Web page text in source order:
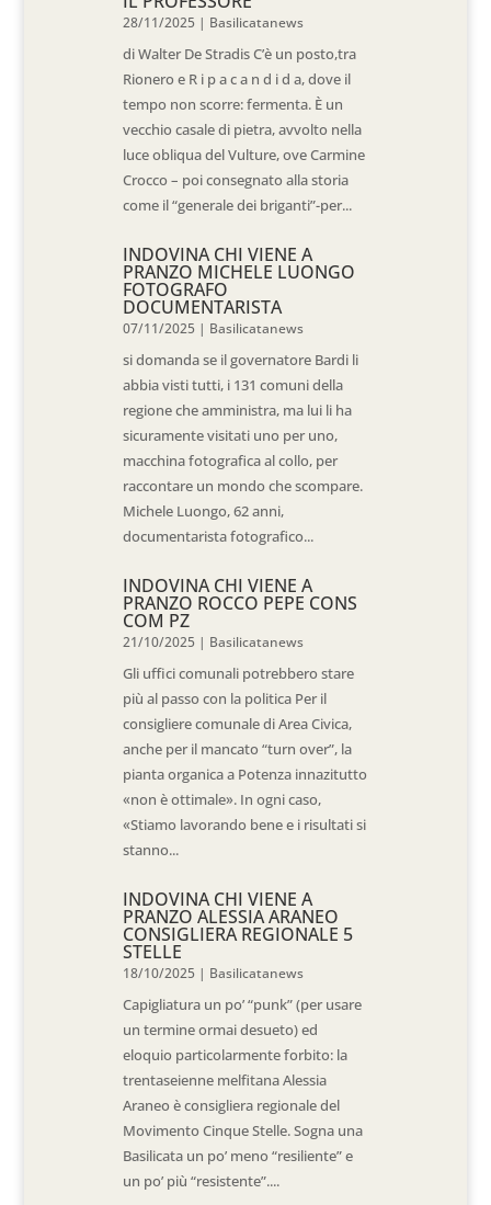
28/11/2025 | Basilicatanews
di Walter De Stradis C’è un posto,tra
Rionero e R i p a c a n d i d a, dove il
tempo non scorre: fermenta. È un
vecchio casale di pietra, avvolto nella
luce obliqua del Vulture, ove Carmine
Crocco – poi consegnato alla storia
come il “generale dei briganti”-per...
INDOVINA CHI VIENE A
PRANZO MICHELE LUONGO
FOTOGRAFO
DOCUMENTARISTA
07/11/2025 | Basilicatanews
si domanda se il governatore Bardi li
abbia visti tutti, i 131 comuni della
regione che amministra, ma lui li ha
sicuramente visitati uno per uno,
macchina fotografica al collo, per
raccontare un mondo che scompare.
Michele Luongo, 62 anni,
documentarista fotografico...
INDOVINA CHI VIENE A
PRANZO ROCCO PEPE CONS
COM PZ
21/10/2025 | Basilicatanews
Gli uffici comunali potrebbero stare
più al passo con la politica Per il
consigliere comunale di Area Civica,
anche per il mancato “turn over”, la
pianta organica a Potenza innazitutto
«non è ottimale». In ogni caso,
«Stiamo lavorando bene e i risultati si
stanno...
INDOVINA CHI VIENE A
PRANZO ALESSIA ARANEO
CONSIGLIERA REGIONALE 5
STELLE
18/10/2025 | Basilicatanews
Capigliatura un po’ “punk” (per usare
un termine ormai desueto) ed
eloquio particolarmente forbito: la
trentaseienne melfitana Alessia
Araneo è consigliera regionale del
Movimento Cinque Stelle. Sogna una
Basilicata un po’ meno “resiliente” e
un po’ più “resistente”....